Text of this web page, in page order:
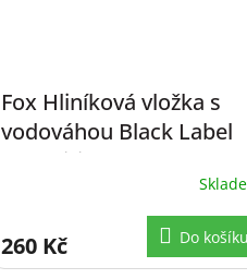
Fox Hliníková vložka s
vodováhou Black Label
QR Spirit Bubble
260 Kč Do košíku